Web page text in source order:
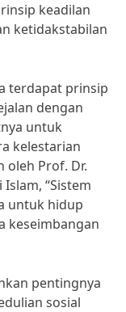
keadilan
ketidakstabilan
terdapat prinsip
dengan
untuk
kelestarian
oleh Prof. Dr.
“Sistem
untuk hidup
keseimbangan
pentingnya
sosial